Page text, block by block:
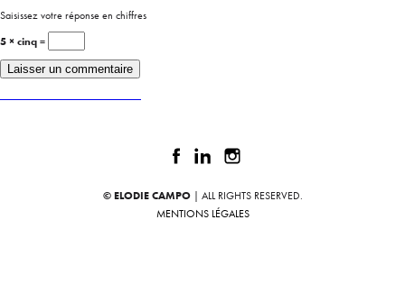
Saisissez votre réponse en chiffres
5 × cinq =
© ELODIE CAMPO| ALL RIGHTS RESERVED.
MENTIONS LÉGALES